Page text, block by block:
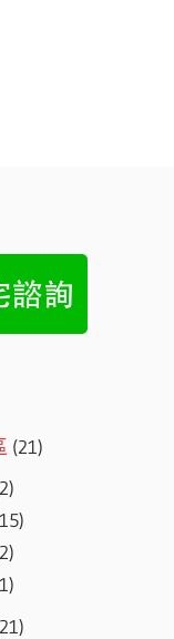
(21)